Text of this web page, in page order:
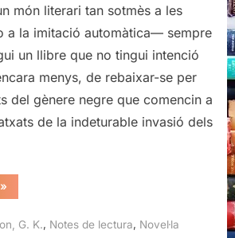
relats
del
Brown,
G.
K.
Chesterton
món literari tan sotmès a les
a la imitació automàtica— sempre
un llibre que no tingui intenció
menys, de rebaixar-se per
del gènere negre que comencin a
de la indeturable invasió dels
»
G. K., Notes de lectura, Novel·la